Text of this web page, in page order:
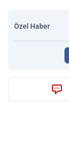
Özel Haber